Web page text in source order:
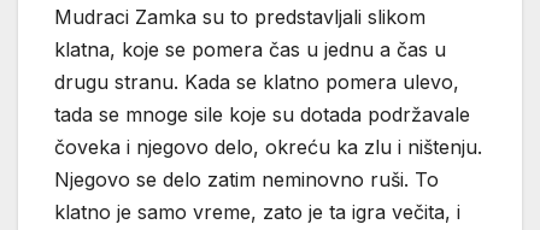
Mudraci Zamka su to predstavljali slikom
klatna, koje se pomera čas u jednu a čas u
drugu stranu. Kada se klatno pomera ulevo,
tada se mnoge sile koje su dotada podržavale
čoveka i njegovo delo, okreću ka zlu i ništenju.
Njegovo se delo zatim neminovno ruši. To
klatno je samo vreme, zato je ta igra večita, i